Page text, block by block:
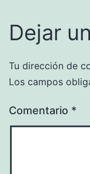
Dejar
Tu dirección de
Los campos
Comentario *